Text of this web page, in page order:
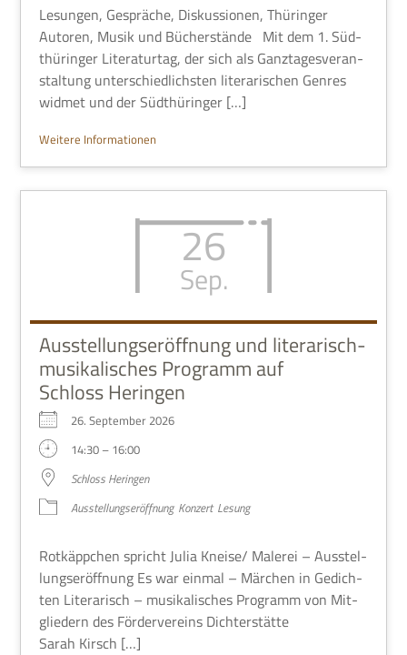
Lesun­gen, Gesprä­che, Dis­kus­sio­nen, Thü­rin­ger
Autoren, Musik und Bücher­stände Mit dem 1. Süd­
thü­rin­ger Lite­ra­tur­tag, der sich als Ganz­ta­ges­ver­an­
stal­tung unter­schied­lich­sten lite­ra­ri­schen Gen­res
wid­met und der Südthüringer […]
Wei­tere Informationen
26
Sep.
Ausstellungseröffnung und literarisch-
musikalisches Programm auf
Schloss Heringen
26. Sep­tem­ber 2026
14:30 – 16:00
Schloss Herin­gen
Aus­stel­lungs­er­öff­nung Kon­zert Lesung
Rot­käpp­chen spricht Julia Kneise/ Male­rei – Aus­stel­
lungs­er­öff­nung Es war ein­mal – Mär­chen in Gedich­
ten Lite­ra­risch – musi­ka­li­sches Pro­gramm von Mit­
glie­dern des För­der­ver­eins Dich­ter­stätte
Sarah Kirsch […]